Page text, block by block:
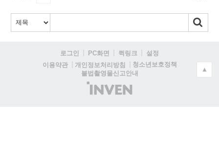
로그인 PC화면 퀵링크
설정
이용약관
개인정보처리방침
청소년보호정책
불법촬영물신고안내
(주)
인
▲